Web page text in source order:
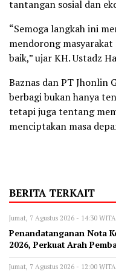
tantangan sosial dan
“Semoga langkah ini
mendorong
baik,” ujar KH. Ustadz
Baznas dan PT Jhonlin
berbagi bukan hanya
tetapi juga tentang
menciptakan masa
BERITA TERKAIT
Jumat, 7 Agustus 2026 - 14:30 WITA
Penandatanganan Nota
2026, Perkuat Arah
Jumat, 7 Agustus 2026 - 12:00 WITA